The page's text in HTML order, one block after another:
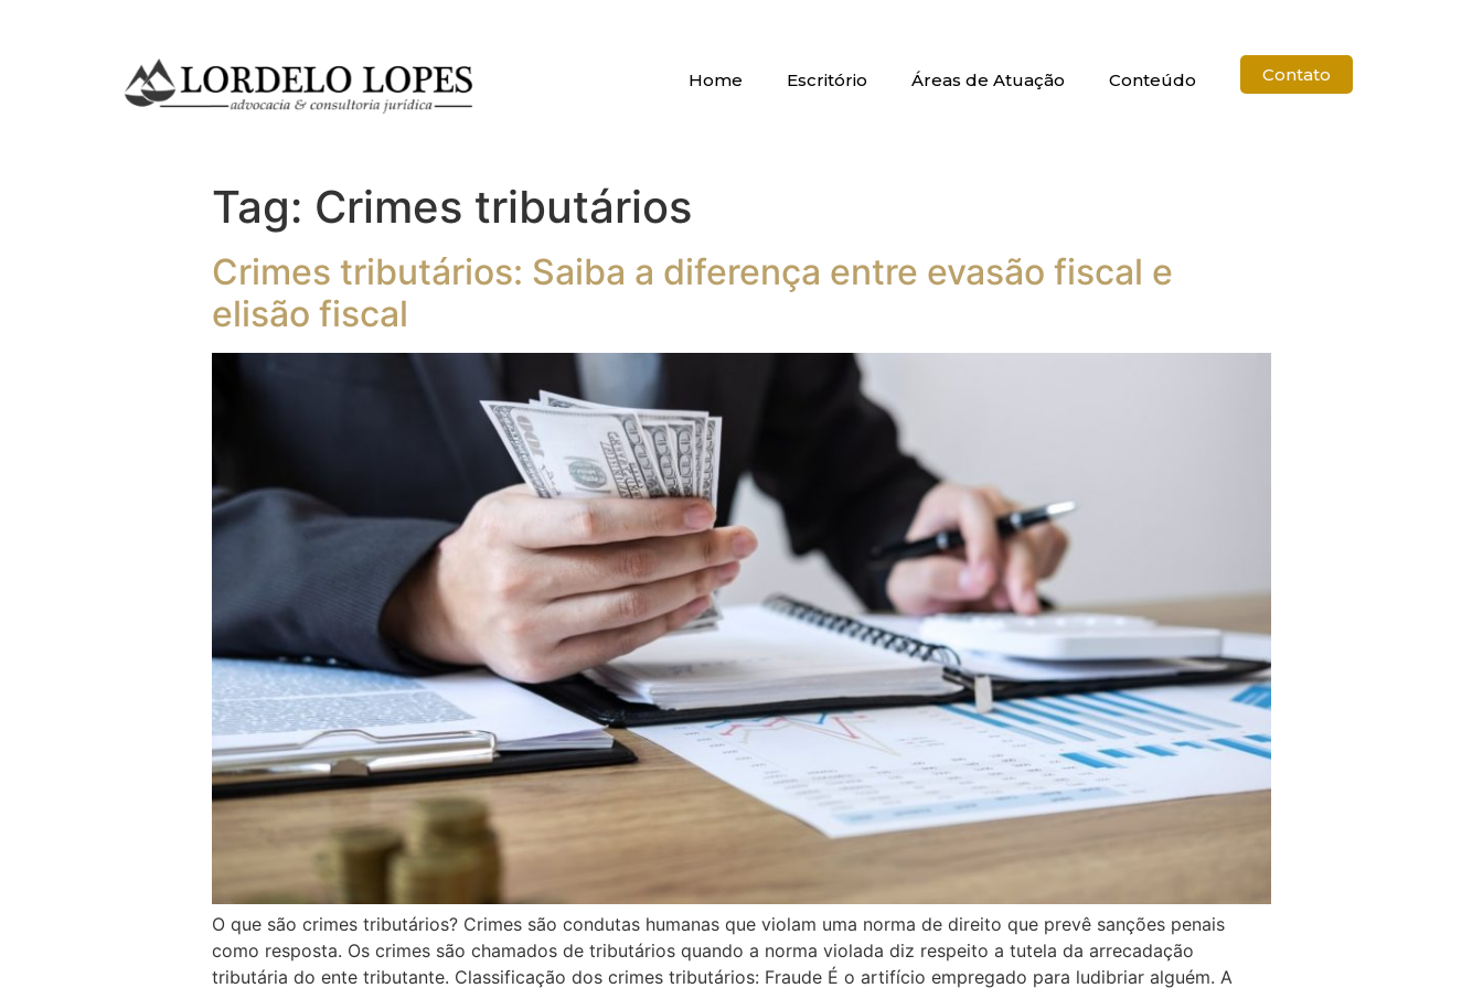
Home Escritório Áreas de Atuação Conteúdo Contato
Tag: Crimes tributários
Crimes tributários: Saiba a diferença entre evasão fiscal e
elisão fiscal
O que são crimes tributários? Crimes são condutas humanas que violam uma norma de direito que prevê sanções penais
como resposta. Os crimes são chamados de tributários quando a norma violada diz respeito a tutela da arrecadação
tributária do ente tributante. Classificação dos crimes tributários: Fraude É o artifício empregado para ludibriar alguém. A